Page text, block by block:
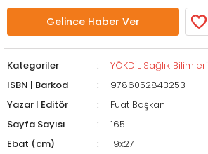
Gelince Haber Ver
Kategoriler
YÖKDİL Sağlık Bilimleri
ISBN | Barkod
9786052843253
Yazar | Editör
Fuat Başkan
Sayfa Sayısı
165
Ebat (cm)
19x27